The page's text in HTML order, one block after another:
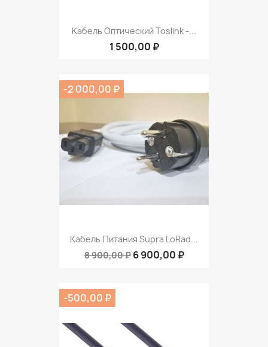
Кабель Оптический Toslink -...
1 500,00 ₽
Кабель Питания Supra LoRad...
8 900,00 ₽ 6 900,00 ₽
-2 000,00 ₽
-500,00 ₽